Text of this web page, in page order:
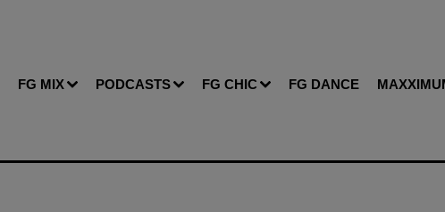
FG MIX PODCASTS FG CHIC FG DANCE